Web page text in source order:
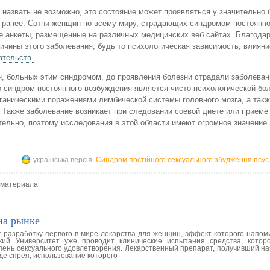
не возможно, это состояние может проявляться у значительно
Сотни женщин по всему миру, страдающих синдромом
размещенные на различных медицинских веб сайтах.
этого заболевания, будь то психологическая зависимость,
этим синдромом, до проявления болезни страдали
постоянного возбуждения является чисто психологической
поражениями лимбической системы головного мозга, а
заболевание возникает при следовании соевой диете или приеме
поэтому исследования в этой области имеют огромное значение.
українська версія: Синдром постійного сексуального збудження
рынке
первого в мире лекарства для женщин, эффект которого
Университет уже проводит клинические испытания средства,
сексуального удовлетворения. Лекарственный препарат, получивший
спрея, использование которого